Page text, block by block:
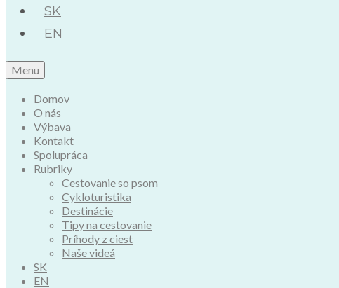
SK
EN
Menu
Domov
O nás
Výbava
Kontakt
Spolupráca
Rubriky
Cestovanie so psom
Cykloturistika
Destinácie
Tipy na cestovanie
Príhody z ciest
Naše videá
SK
EN